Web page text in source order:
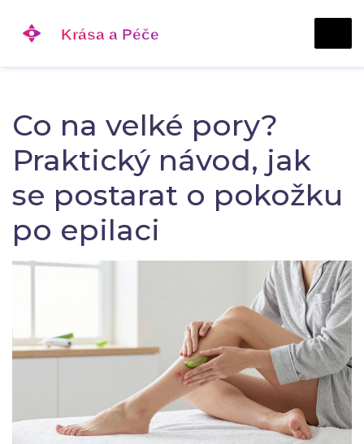
Co na velké pory?
Praktický návod, jak
se postarat o pokožku
po epilaci